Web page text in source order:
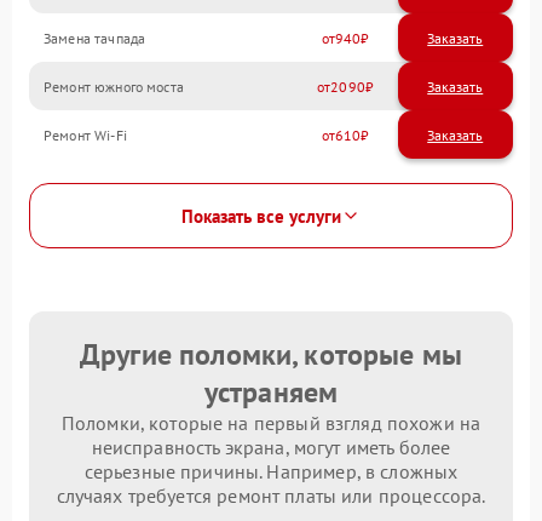
Замена тачпада 940
Ремонт южного моста 2090
Ремонт Wi-Fi 610
Показать все услуги
Другие поломки, которые мы
устраняем
Поломки, которые на первый взгляд похожи на
неисправность экрана, могут иметь более
серьезные причины. Например, в сложных
случаях требуется ремонт платы или процессора.